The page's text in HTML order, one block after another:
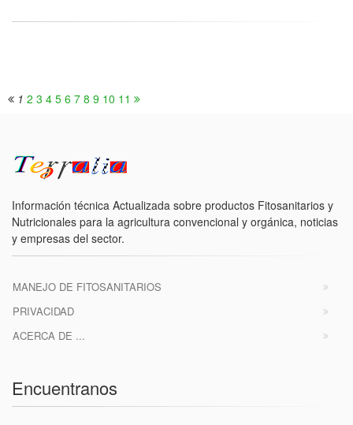
1 2 3 4 5 6 7 8 9 10 11
Información técnica Actualizada sobre productos Fitosanitarios y
Nutricionales para la agricultura convencional y orgánica, noticias
y empresas del sector.
MANEJO DE FITOSANITARIOS
PRIVACIDAD
ACERCA DE ...
Encuentranos